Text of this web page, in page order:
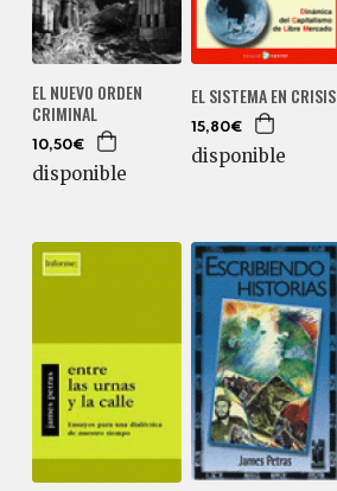
EL NUEVO ORDEN
CRIMINAL
10,50€
disponible
EL SISTEMA EN CRISIS
15,80€
disponible